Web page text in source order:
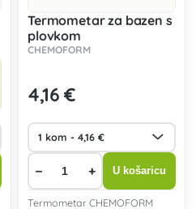
Termometar za bazen s
plovkom
CHEMOFORM
4,16 €
− + U košaricu
Termometar CHEMOFORM